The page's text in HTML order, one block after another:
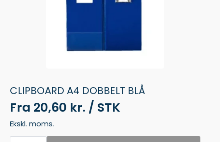
CLIPBOARD A4 DOBBELT BLÅ
Fra 20,60 kr. / STK
Ekskl. moms.
CLIPBOARD